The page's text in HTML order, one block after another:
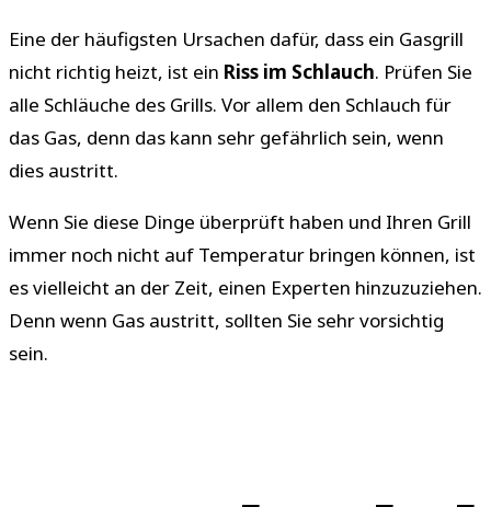
Eine der häufigsten Ursachen dafür, dass ein Gasgrill
nicht richtig heizt, ist ein Riss im Schlauch. Prüfen Sie
alle Schläuche des Grills. Vor allem den Schlauch für
das Gas, denn das kann sehr gefährlich sein, wenn
dies austritt.
Wenn Sie diese Dinge überprüft haben und Ihren Grill
immer noch nicht auf Temperatur bringen können, ist
es vielleicht an der Zeit, einen Experten hinzuzuziehen.
Denn wenn Gas austritt, sollten Sie sehr vorsichtig
sein.